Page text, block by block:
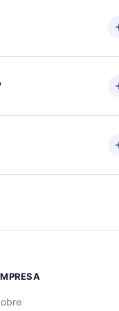
após confirmar a
após o aniversário
biblioteca de 2500+
você pode ler ou
para iOS, Android e
pode cancelar a